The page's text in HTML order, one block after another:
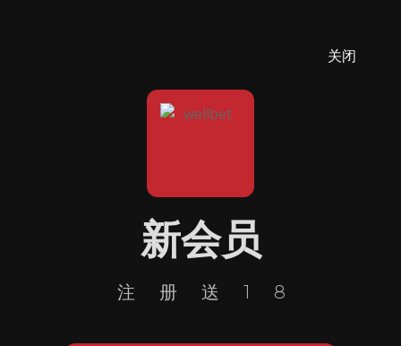
关闭
新会员
注册送18